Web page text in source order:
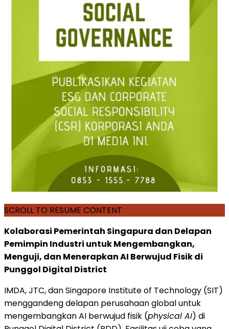
SCROLL TO RESUME CONTENT
Kolaborasi Pemerintah Singapura dan Delapan
Pemimpin Industri untuk Mengembangkan,
Menguji, dan Menerapkan AI Berwujud Fisik di
Punggol Digital District
IMDA, JTC, dan Singapore Institute of Technology (SIT)
menggandeng delapan perusahaan global untuk
mengembangkan AI berwujud fisik (physical AI) di